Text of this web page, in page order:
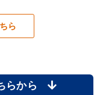
ら
らから